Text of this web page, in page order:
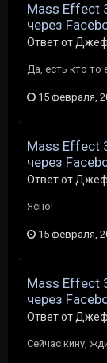
Mass Effect
через
Ответ от
Да, есть кто то
15 февраля,
Mass Effect
через
Ответ от
Ясно!
15 февраля,
Mass Effect
через
Ответ от
Сейчас кину,